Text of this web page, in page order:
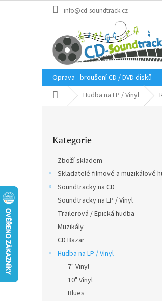
info@cd-soundtrack.cz
Oprava - broušení CD / DVD disků
Domů Hudba na LP / Vinyl
kategorie
Kategorie
Zboží skladem
Skladatelé filmové a muzikálové
Soundtracky na CD
Soundtracky na LP / Vinyl
Trailerová / Epická hudba
Muzikály
CD Bazar
Hudba na LP / Vinyl
7" Vinyl
10" Vinyl
Blues